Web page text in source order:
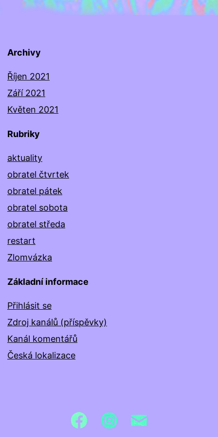
Archivy
Říjen 2021
Září 2021
Květen 2021
Rubriky
aktuality
obratel čtvrtek
obratel pátek
obratel sobota
obratel středa
restart
Zlomvázka
Základní informace
Přihlásit se
Zdroj kanálů (příspěvky)
Kanál komentářů
Česká lokalizace
FacebookTwitter E-